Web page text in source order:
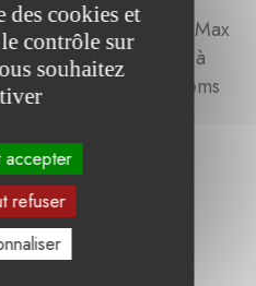
2024 a mis en scène Max
qui s'est associé à
Center for Systems
l'intersection
particulier dans les
et de l'intelligence
des cookies et
contrôle sur
souhaitez
accepter
refuser